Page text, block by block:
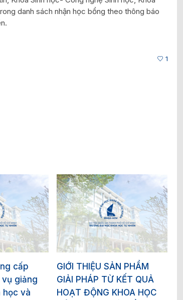
danh sách nhận học bổng theo thông báo
1
cấp
giảng
học và
GIỚI THIỆU SẢN PHẨM
GIẢI PHÁP TỪ KẾT QUẢ
HOẠT ĐỘNG KHOA HỌC